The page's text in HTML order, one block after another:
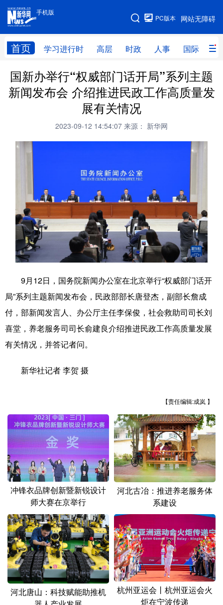
手机版
网站无障碍
PC版本
首页 学习进行时 高层 时政 人事 国际 财
手机版
网站地图
学习进行时 高层 时政 人事
国际 财经 网评 港澳
思客智库 全球连线
文化 军事
访谈 视频 图片 政务
法律 中央文件 金融 汽车
食品 人居 信息化 数字经济
学术中国 乡村振兴 银龄 溯源中国
城市 旅游 能源 会展
彩票 娱乐 时尚 悦读
文化产业
地方频道
江苏
浙江 安徽 福建 江西
山东 河南 湖北 湖南
广东 广西 海南 重庆
四川 贵州 云南 西藏
陕西 甘肃 青海 宁夏
新疆 内蒙古 黑龙江
多语种频道
English Español Français عربى
国新办举行“权威部门话开局”系列主题
新闻发布会 介绍推进民政工作高质量发
展有关情况
2023-09-12 14:54:07 来源： 新华网
9月12日，国务院新闻办公室在北京举行“权威部门话开
局”系列主题新闻发布会，民政部部长唐登杰，副部长詹成
付，部新闻发言人、办公厅主任李保俊，社会救助司司长刘
喜堂，养老服务司司长俞建良介绍推进民政工作高质量发展
有关情况，并答记者问。
新华社记者 李贺 摄
【责任编辑:成岚 】
冲锋衣品牌创新暨新锐设计
师大赛在京举行
河北古冶：推进养老服务体
系建设
河北唐山：科技赋能助推机
杭州亚运会丨杭州亚运会火
炬在宁波传递